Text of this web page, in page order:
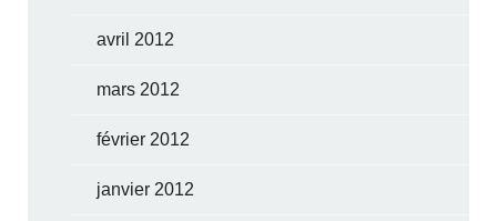
avril 2012
mars 2012
février 2012
janvier 2012